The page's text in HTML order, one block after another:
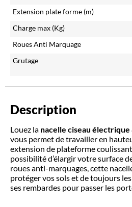
Extension plate forme (m)
Charge max (Kg)
Roues Anti Marquage
Grutage
Description
Louez la nacelle ciseau électrique
vous permet de travailler en
extension de plateforme
possibilité d’élargir votre surface
roues anti-marquages, cette
protéger vos sols et de toujours
ses rembardes pour passer les